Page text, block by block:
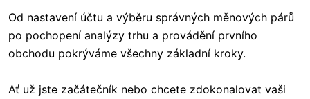
Od nastavení účtu a výběru správných měnových párů
po pochopení analýzy trhu a provádění prvního
obchodu pokrýváme všechny základní kroky.
Ať už jste začátečník nebo chcete zdokonalovat vaši